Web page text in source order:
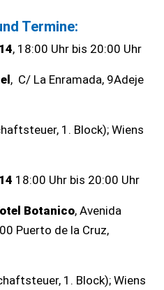
Termine:
, 18:00 Uhr bis 20:00 Uhr
, C/ La Enramada, 9Adeje
1. Block); Wiens
18:00 Uhr bis 20:00 Uhr
Botanico, Avenida
Puerto de la Cruz,
1. Block); Wiens